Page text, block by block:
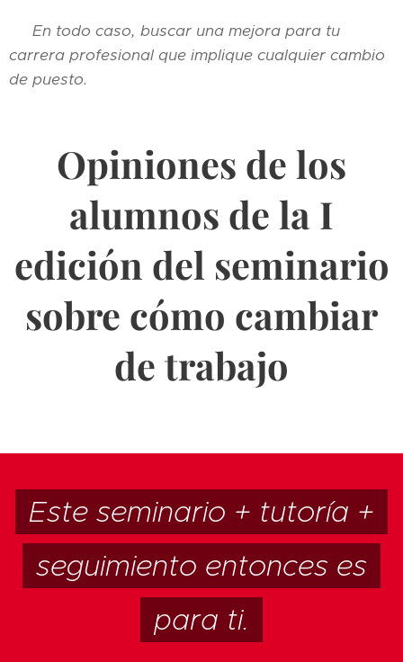
🔔 En todo caso, buscar una mejora para tu
carrera profesional que implique cualquier cambio
de puesto.
Opiniones de los
alumnos de la I
edición del seminario
sobre cómo cambiar
de trabajo
Este seminario + tutoría +
seguimiento entonces es
para ti.